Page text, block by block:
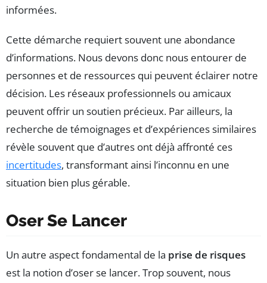
informées.
Cette démarche requiert souvent une abondance
d’informations. Nous devons donc nous entourer de
personnes et de ressources qui peuvent éclairer notre
décision. Les réseaux professionnels ou amicaux
peuvent offrir un soutien précieux. Par ailleurs, la
recherche de témoignages et d’expériences similaires
révèle souvent que d’autres ont déjà affronté ces
incertitudes, transformant ainsi l’inconnu en une
situation bien plus gérable.
Oser Se Lancer
Un autre aspect fondamental de la prise de risques
est la notion d’oser se lancer. Trop souvent, nous